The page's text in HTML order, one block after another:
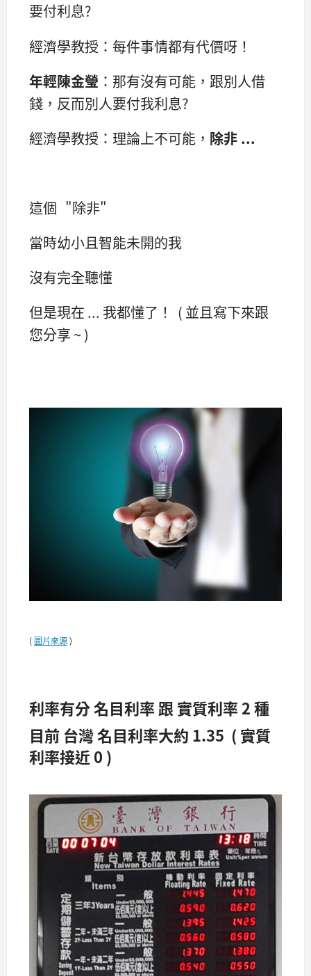
要付利息?
經濟學教授：每件事情都有代價呀！
年輕陳金瑩 ：那有沒有可能，跟別人借
錢，反而別人要付我利息?
經濟學教授：理論上不可能， 除非 ...
這個 "除非"
當時幼小且智能未開的我
沒有完全聽懂
但是現在 ... 我都懂了！ ( 並且寫下來跟
您分享 ~ )
( 圖片來源)
利率有分 名目利率 跟 實質利率 2 種
目前 台灣 名目利率大約 1.35 ( 實質
利率接近 0 )